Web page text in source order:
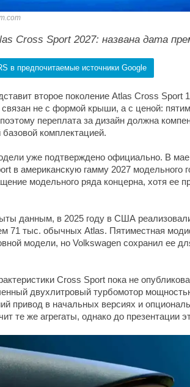
Cross Sport 2027: названа дата
в предпочитаемые источники Google
второе поколение Atlas Cross Sport
связан не с формой крыши, а с ценой:
переплата за дизайн должна
комплектацией.
уже подтверждено официально. В
в американскую гамму 2027 модельного
модельного ряда концерна, хотя ее
данным, в 2025 году в США
71 тыс. обычных Atlas. Пятиместная
модели, но Volkswagen сохранил ее
Cross Sport пока не
двухлитровый турбомотор
привод в начальных версиях и
те же агрегаты, однако до презентации